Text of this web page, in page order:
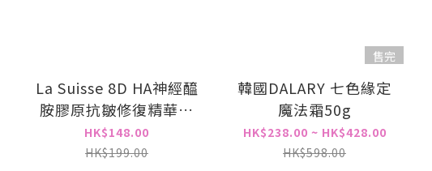
La Suisse 8D HA神經醯
胺膠原抗皺修復精華眼
霜
HK$148.00
HK$199.00
售完
韓國DALARY 七色緣定
魔法霜50g
HK$238.00 ~ HK$428.00
HK$598.00